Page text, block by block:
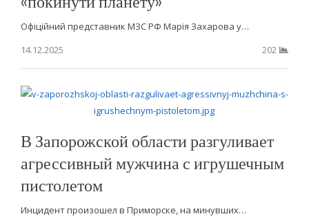
Офіційний представник МЗС РФ Марія Захарова у…
14.12.2025
202
В Запорожской области разгуливает
агрессивный мужчина с игрушечным
пистолетом
Инцидент произошел в Приморске, на минувших…